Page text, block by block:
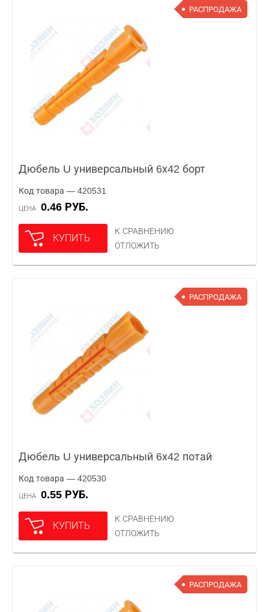
РАСПРОДАЖА
Дюбель U универсальный 6х42 борт
Код товара — 420531
ЦЕНА 0.46 РУБ.
КУПИТЬ
К СРАВНЕНИЮ
ОТЛОЖИТЬ
РАСПРОДАЖА
Дюбель U универсальный 6х42 потай
Код товара — 420530
ЦЕНА 0.55 РУБ.
КУПИТЬ
К СРАВНЕНИЮ
ОТЛОЖИТЬ
РАСПРОДАЖА